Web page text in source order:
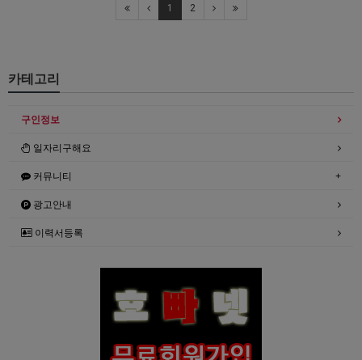
1 2
카테고리
구인정보
일자리구해요
커뮤니티
광고안내
이력서등록